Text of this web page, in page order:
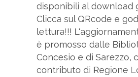
disponibili al download
Clicca sul QRcode e
lettura!!!
è promosso dalle
Concesio e di Sarezzo,
contributo di Regione